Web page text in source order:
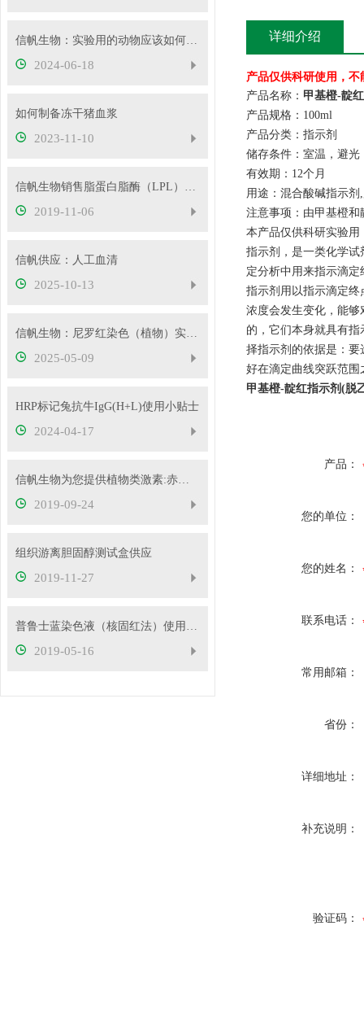
信帆生物：实验用的动物应该如何处理？
2024-06-18
如何制备冻干猪血浆
2023-11-10
信帆生物销售脂蛋白脂酶（LPL）﹠肝脂酶（HL）
2019-11-06
信帆供应：人工血清
2025-10-13
信帆生物：尼罗红染色（植物）实验检测
2025-05-09
HRP标记兔抗牛IgG(H+L)使用小贴士
2024-04-17
信帆生物为您提供植物类激素:赤霉素GA4+7，供应
2019-09-24
组织游离胆固醇测试盒供应
2019-11-27
普鲁士蓝染色液（核固红法）使用说明书
2019-05-16
详细介绍
产品仅供科研使用，
产品名称： 甲基橙-靛
产品规格：100ml
产品分类：指示剂
储存条件：室温，避光
有效期：12个月
用途：混合酸碱指示
注意事项：由甲基橙
本产品仅供科研实验用
指示剂，是一类化学
定分析中用来指示滴
指示剂用以指示滴定
浓度会发生变化，能
的，它们本身就具有
择指示剂的依据是：
好在滴定曲线突跃范围
甲基橙-靛红指示剂(脱
产品：
您的单位：
您的姓名：
联系电话：
常用邮箱：
省份：
详细地址：
补充说明：
验证码：